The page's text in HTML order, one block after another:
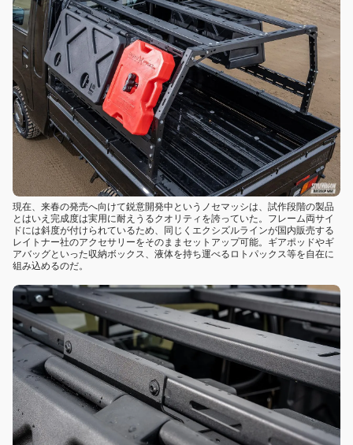
現在、来春の発売へ向けて鋭意開発中というノセマッシは、試作段階の製品
とはいえ完成度は実用に耐えうるクオリティを誇っていた。フレーム両サイ
ドには斜度が付けられているため、同じくエクシズルラインが国内販売する
レイトナー社のアクセサリーをそのままセットアップ可能。ギアポッドやギ
アバッグといった収納ボックス、液体を持ち運べるロトパックス等を自在に
組み込めるのだ。